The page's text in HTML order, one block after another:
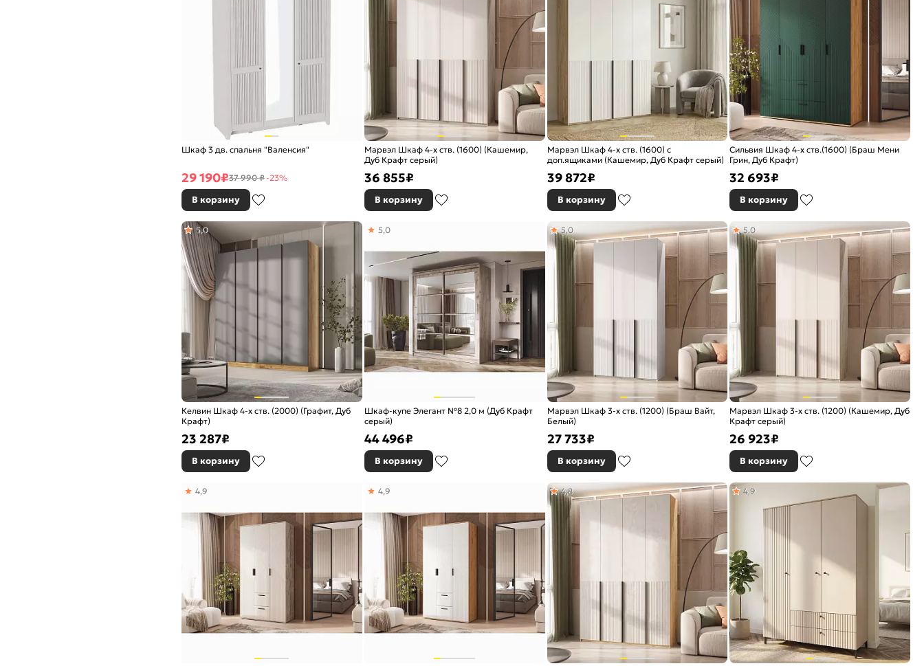
Шкаф 3 дв. спальня "Валенсия"
29 190₽37 990 ₽-23%
В корзину
Марвэл Шкаф 4-х ств. (1600) (Кашемир,
Дуб Крафт серый)
36 855₽
В корзину
Марвэл Шкаф 4-х ств. (1600) с
доп.ящиками (Кашемир, Дуб Крафт серый)
39 872₽
В корзину
Сильвия Шкаф 4-х ств.(1600) (Браш Мени
Грин, Дуб Крафт)
32 693₽
В корзину
Келвин Шкаф 4-х ств. (2000) (Графит, Дуб
Крафт)
5,0
23 287₽
В корзину
Шкаф-купе Элегант №8 2,0 м (Дуб Крафт
серый)
5,0
44 496₽
В корзину
Марвэл Шкаф 3-х ств. (1200) (Браш Вайт,
Белый)
5,0
27 733₽
В корзину
Марвэл Шкаф 3-х ств. (1200) (Кашемир, Дуб
Крафт серый)
5,0
26 923₽
В корзину
4,9 4,9 4,8 4,9